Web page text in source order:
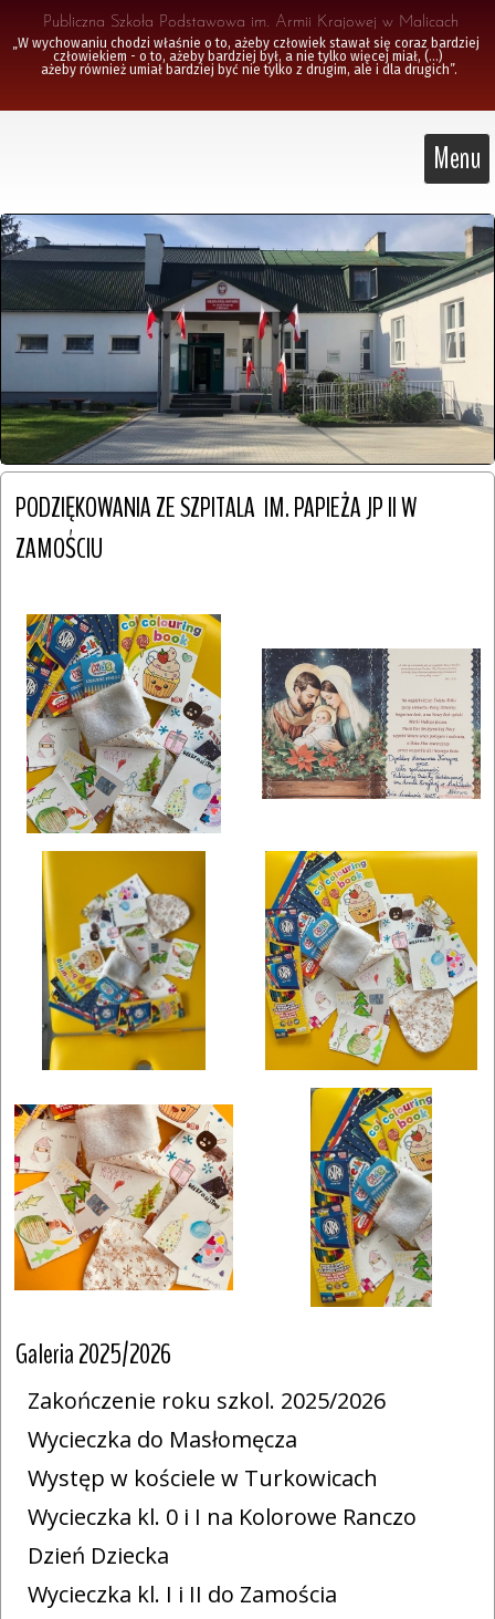
Publiczna Szkoła Podstawowa im. Armii Krajowej w Malicach
„W wychowaniu chodzi właśnie o to, ażeby człowiek stawał się coraz bardziej
człowiekiem - o to, ażeby bardziej był, a nie tylko więcej miał, (...)
ażeby również umiał bardziej być nie tylko z drugim, ale i dla drugich”.
Menu
PODZIĘKOWANIA ZE SZPITALA  IM. PAPIEŻA JP II W
ZAMOŚCIU
Galeria 2025/2026
Zakończenie roku szkol. 2025/2026
Wycieczka do Masłomęcza
Występ w kościele w Turkowicach
Wycieczka kl. 0 i I na Kolorowe Ranczo
Dzień Dziecka
Wycieczka kl. I i II do Zamościa